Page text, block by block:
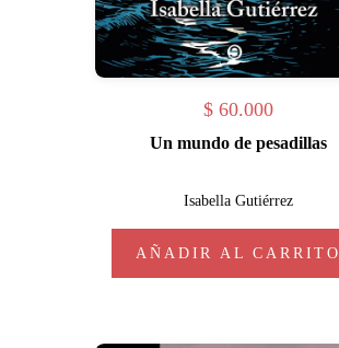
$ 60.000
Un mundo de pesadillas
Isabella Gutiérrez
AÑADIR AL CARRITO